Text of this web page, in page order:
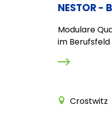
NESTOR
Modulare
im
Crostwitz